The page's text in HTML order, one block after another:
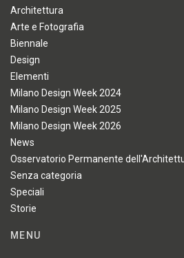
Architettura
Arte e Fotografia
Biennale
Design
Elementi
Milano Design Week 2024
Milano Design Week 2025
Milano Design Week 2026
News
Osservatorio Permanente
Senza categoria
Speciali
Storie
MENU